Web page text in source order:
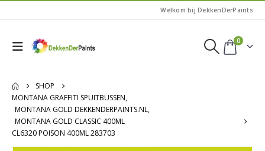
Welkom bij DekkenDerPaints
0
SHOP
MONTANA GRAFFITI SPUITBUSSEN,
MONTANA GOLD DEKKENDERPAINTS.NL,
MONTANA GOLD CLASSIC 400ML
CL6320 POISON 400ML 283703